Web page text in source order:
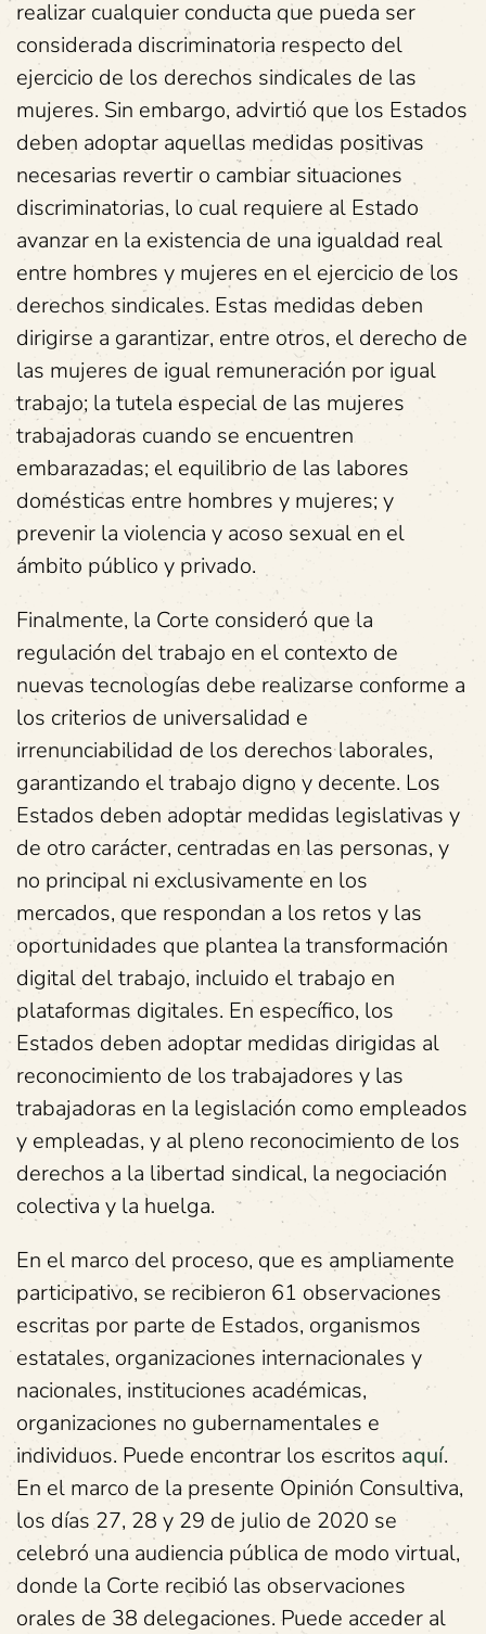
realizar cualquier conducta que pueda ser
considerada discriminatoria respecto del
ejercicio de los derechos sindicales de las
mujeres. Sin embargo, advirtió que los Estados
deben adoptar aquellas medidas positivas
necesarias revertir o cambiar situaciones
discriminatorias, lo cual requiere al Estado
avanzar en la existencia de una igualdad real
entre hombres y mujeres en el ejercicio de los
derechos sindicales. Estas medidas deben
dirigirse a garantizar, entre otros, el derecho de
las mujeres de igual remuneración por igual
trabajo; la tutela especial de las mujeres
trabajadoras cuando se encuentren
embarazadas; el equilibrio de las labores
domésticas entre hombres y mujeres; y
prevenir la violencia y acoso sexual en el
ámbito público y privado.
Finalmente, la Corte consideró que la
regulación del trabajo en el contexto de
nuevas tecnologías debe realizarse conforme a
los criterios de universalidad e
irrenunciabilidad de los derechos laborales,
garantizando el trabajo digno y decente. Los
Estados deben adoptar medidas legislativas y
de otro carácter, centradas en las personas, y
no principal ni exclusivamente en los
mercados, que respondan a los retos y las
oportunidades que plantea la transformación
digital del trabajo, incluido el trabajo en
plataformas digitales. En específico, los
Estados deben adoptar medidas dirigidas al
reconocimiento de los trabajadores y las
trabajadoras en la legislación como empleados
y empleadas, y al pleno reconocimiento de los
derechos a la libertad sindical, la negociación
colectiva y la huelga.
En el marco del proceso, que es ampliamente
participativo, se recibieron 61 observaciones
escritas por parte de Estados, organismos
estatales, organizaciones internacionales y
nacionales, instituciones académicas,
organizaciones no gubernamentales e
individuos. Puede encontrar los escritos aquí.
En el marco de la presente Opinión Consultiva,
los días 27, 28 y 29 de julio de 2020 se
celebró una audiencia pública de modo virtual,
donde la Corte recibió las observaciones
orales de 38 delegaciones. Puede acceder al